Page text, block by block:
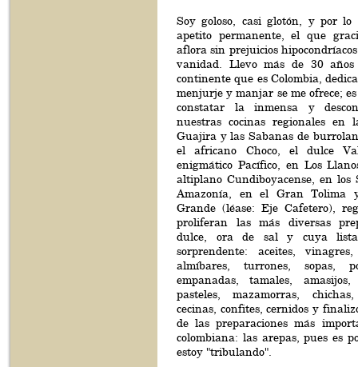
Soy goloso, casi glotón, y por
apetito permanente, el que
aflora sin prejuicios
vanidad. Llevo más de 30
continente que es Colombia,
menjurje y manjar se me ofrece;
constatar la inmensa y
nuestras cocinas regionales en
Guajira y las Sabanas de
el africano Choco, el dulce
enigmático Pacífico, en Los
altiplano Cundiboyacense, en los
Amazonía, en el Gran Tolima
Grande (léase: Eje Cafetero),
proliferan las más diversas
dulce, ora de sal y cuya lista
sorprendente: aceites,
almíbares, turrones, sopas,
empanadas, tamales,
pasteles, mazamorras,
cecinas, confites, cernidos y
de las preparaciones más
colombiana: las arepas, pues es
estoy "tribulando".